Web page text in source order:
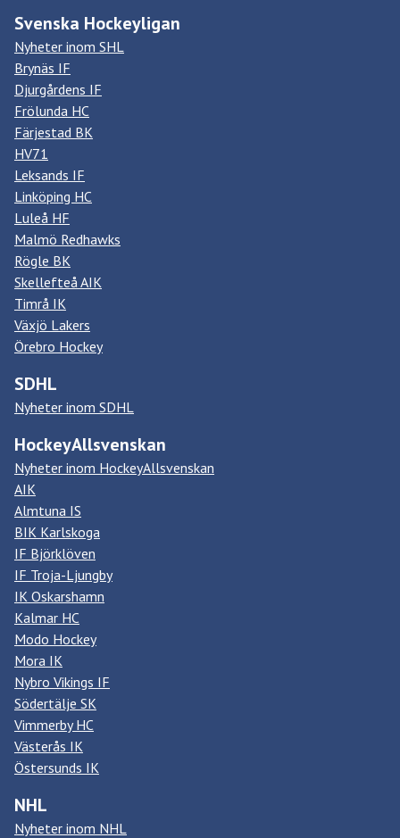
Svenska Hockeyligan
Nyheter inom SHL
Brynäs IF
Djurgårdens IF
Frölunda HC
Färjestad BK
HV71
Leksands IF
Linköping HC
Luleå HF
Malmö Redhawks
Rögle BK
Skellefteå AIK
Timrå IK
Växjö Lakers
Örebro Hockey
SDHL
Nyheter inom SDHL
HockeyAllsvenskan
Nyheter inom HockeyAllsvenskan
AIK
Almtuna IS
BIK Karlskoga
IF Björklöven
IF Troja-Ljungby
IK Oskarshamn
Kalmar HC
Modo Hockey
Mora IK
Nybro Vikings IF
Södertälje SK
Vimmerby HC
Västerås IK
Östersunds IK
NHL
Nyheter inom NHL